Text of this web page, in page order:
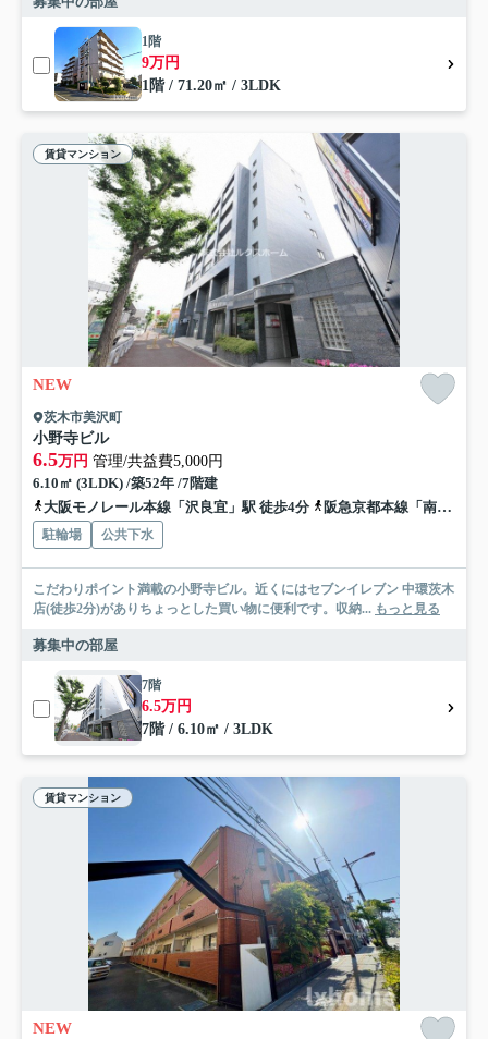
1階
9万円
1階 / 71.20㎡ / 3LDK
賃貸マンション
NEW
茨木市美沢町
小野寺ビル
6.5万円 管理/共益費5,000円
6.10㎡ (3LDK) /築52年 /7階建
大阪モノレール本線「沢良宜」駅 徒歩4分
阪急京都本線「南茨木」駅 徒歩12分
駐輪場 公共下水
こだわりポイント満載の小野寺ビル。近くにはセブンイレブン 中環茨木
店(徒歩2分)がありちょっとした買い物に便利です。収納... もっと見る
募集中の部屋
7階
6.5万円
7階 / 6.10㎡ / 3LDK
賃貸マンション
NEW